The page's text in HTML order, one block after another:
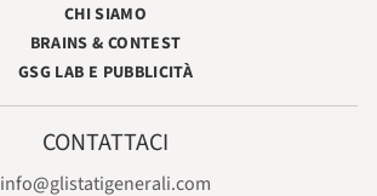
CHI SIAMO
BRAINS & CONTEST
GSG LAB E PUBBLICITÀ
CONTATTACI
info@glistatigenerali.com